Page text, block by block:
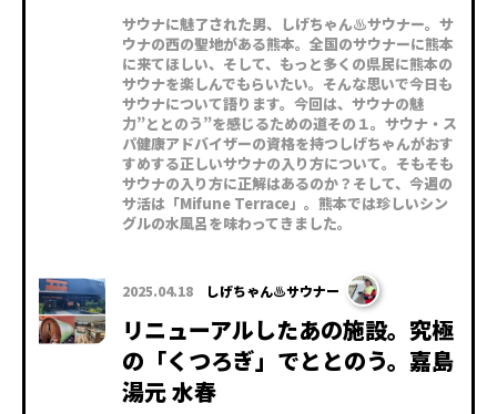
サウナに魅了された男、しげちゃん♨サウナー。サ
ウナの西の聖地がある熊本。全国のサウナーに熊本
に来てほしい、そして、もっと多くの県民に熊本の
サウナを楽しんでもらいたい。そんな思いで今日も
サウナについて語ります。今回は、サウナの魅
力”ととのう”を感じるための道その１。サウナ・ス
パ健康アドバイザーの資格を持つしげちゃんがおす
すめする正しいサウナの入り方について。そもそも
サウナの入り方に正解はあるのか？そして、今週の
サ活は「Mifune Terrace」。熊本では珍しいシン
グルの水風呂を味わってきました。
2025.04.18 しげちゃん♨サウナー
リニューアルしたあの施設。究極
の「くつろぎ」でととのう。嘉島
湯元 水春